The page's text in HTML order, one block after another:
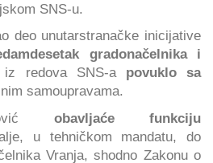
SNS-u.
deo unutarstranačke inicijative
gradonačelnika i
redova SNS-a povuklo sa
samoupravama.
obavljaće funkciju
u tehničkom mandatu, do
Vranja, shodno Zakonu o